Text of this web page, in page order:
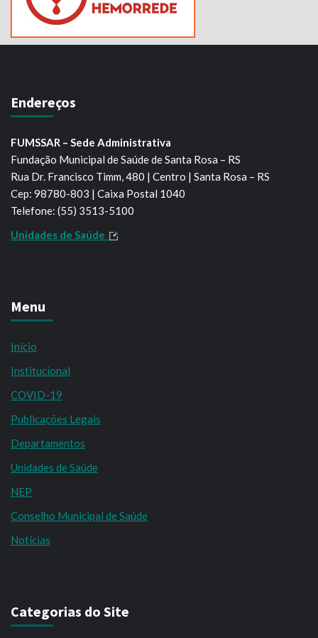
Endereços
FUMSSAR – Sede Administrativa
Fundação Municipal de Saúde de Santa Rosa – RS
Rua Dr. Francisco Timm, 480 | Centro | Santa Rosa – RS
Cep: 98780-803 | Caixa Postal 1040
Telefone: (55) 3513-5100
Unidades de Saúde
Menu
Início
Institucional
COVID-19
Publicações Legais
Departamentos
Unidades de Saúde
NEP
Conselho Municipal de Saúde
Notícias
Categorias do Site